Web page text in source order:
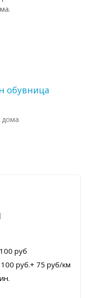
обувница
дома
руб
руб.+ 75 руб/км